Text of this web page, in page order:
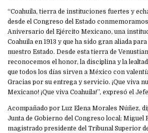
“Coahuila, tierra de instituciones fuertes y
desde el Congreso del Estado
Aniversario del Ejército Mexicano, una
Coahuila en 1913 y que ha sido gran aliada
nuestro Estado. Desde esta tierra de
reconocemos el honor, la disciplina y la
que todos los días sirven a México con
Gracias por su entrega y servicio. ¡Que viva
Mexicano! ¡Que viva Coahuila!”, expresó el
Acompañado por Luz Elena Morales Núñez,
Junta de Gobierno del Congreso local; Miguel
magistrado presidente del Tribunal Superior